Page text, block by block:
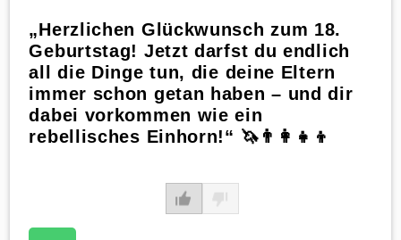
„Herzlichen Glückwunsch zum 18.
Geburtstag! Jetzt darfst du endlich
all die Dinge tun, die deine Eltern
immer schon getan haben – und dir
dabei vorkommen wie ein
rebellisches Einhorn!“ 🦄👨‍👩‍👧‍👦